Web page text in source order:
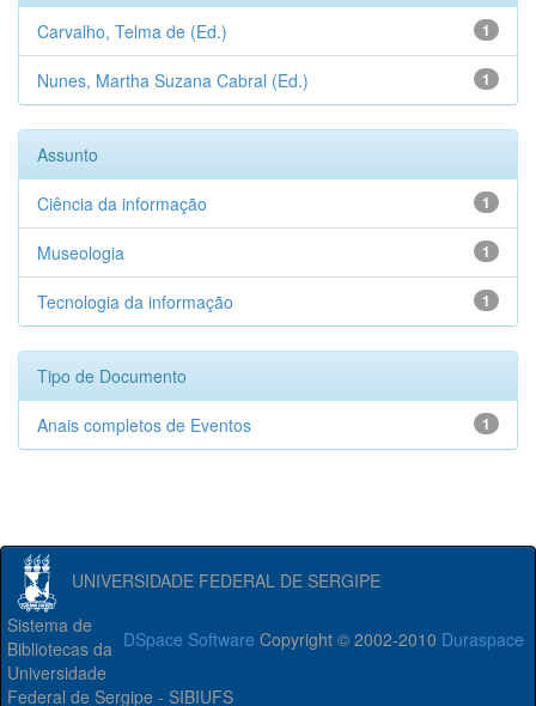
1
Carvalho, Telma de (Ed.)
1
Nunes, Martha Suzana Cabral (Ed.)
Assunto
1
Ciência da informação
1
Museologia
1
Tecnologia da informação
Tipo de Documento
1
Anais completos de Eventos
UNIVERSIDADE FEDERAL DE SERGIPE
DSpace Software Copyright © 2002-2010 Duraspace
Sistema de
Bibliotecas da
Universidade
Federal de Sergipe - SIBIUFS